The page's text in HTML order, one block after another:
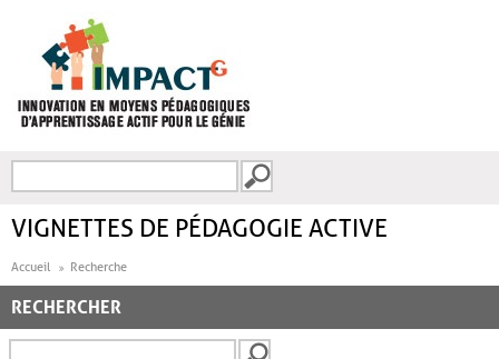
FORMULAIRE DE
VIGNETTES DE PÉDAGOGIE ACTIVE
Accueil Recherche
RECHERCHER